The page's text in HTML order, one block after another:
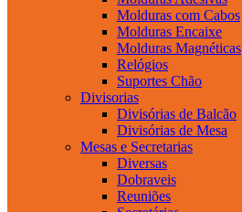
Molduras com Cabos
Molduras Encaixe
Molduras Magnéticas
Relógios
Suportes Chão
Divisorias
Divisórias de Balcão
Divisórias de Mesa
Mesas e Secretarias
Diversas
Dobraveis
Reuniões